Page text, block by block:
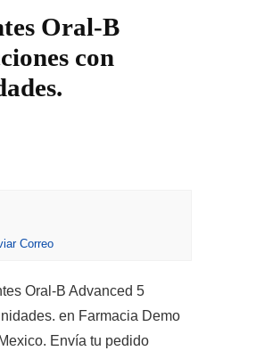
Oral-B
con
Correo
Oral-B Advanced 5
en Farmacia Demo
Envía tu pedido